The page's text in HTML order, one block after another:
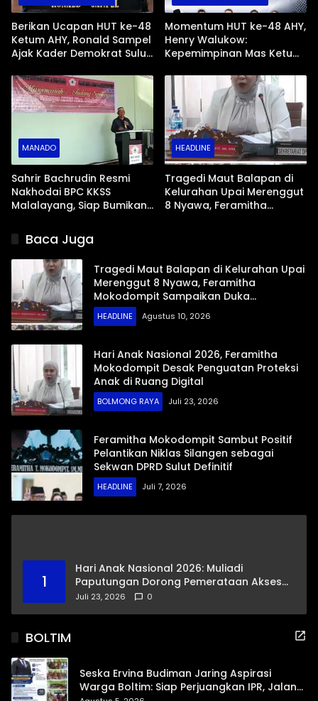
Berikan Ucapan HUT ke-48
Ketum AHY, Ronald Sampel
Ajak Kader Demokrat Sulut
Momentum HUT ke-48 AHY,
Henry Walukow:
Kepemimpinan Mas Ketum
Daerah
MANADO
Sahrir Bachrudin Resmi
Nakhodai BPC KKSS
Malalayang, Siap Bumikan
HEADLINE
Tragedi Maut Balapan di
Kelurahan Upai Merenggut
8 Nyawa, Feramitha
Baca Juga
Tragedi Maut Balapan di Kelurahan Upai
Merenggut 8 Nyawa, Feramitha
Mokodompit Sampaikan Duka
Mendalam bagi Korban
HEADLINE Agustus 10, 2026
Hari Anak Nasional 2026, Feramitha
Mokodompit Desak Penguatan Proteksi
Anak di Ruang Digital
BOLMONG RAYA Juli 23, 2026
Feramitha Mokodompit Sambut Positif
Pelantikan Niklas Silangen sebagai
Sekwan DPRD Sulut Definitif
HEADLINE Juli 7, 2026
1
Hari Anak Nasional 2026: Muliadi
Paputungan Dorong Pemerataan Akses
Pendidikan dan Proteksi Digital Anak Sulut
Juli 23, 2026 0
BOLTIM
Seska Ervina Budiman Jaring Aspirasi
Warga Boltim: Siap Perjuangkan IPR, Jalan